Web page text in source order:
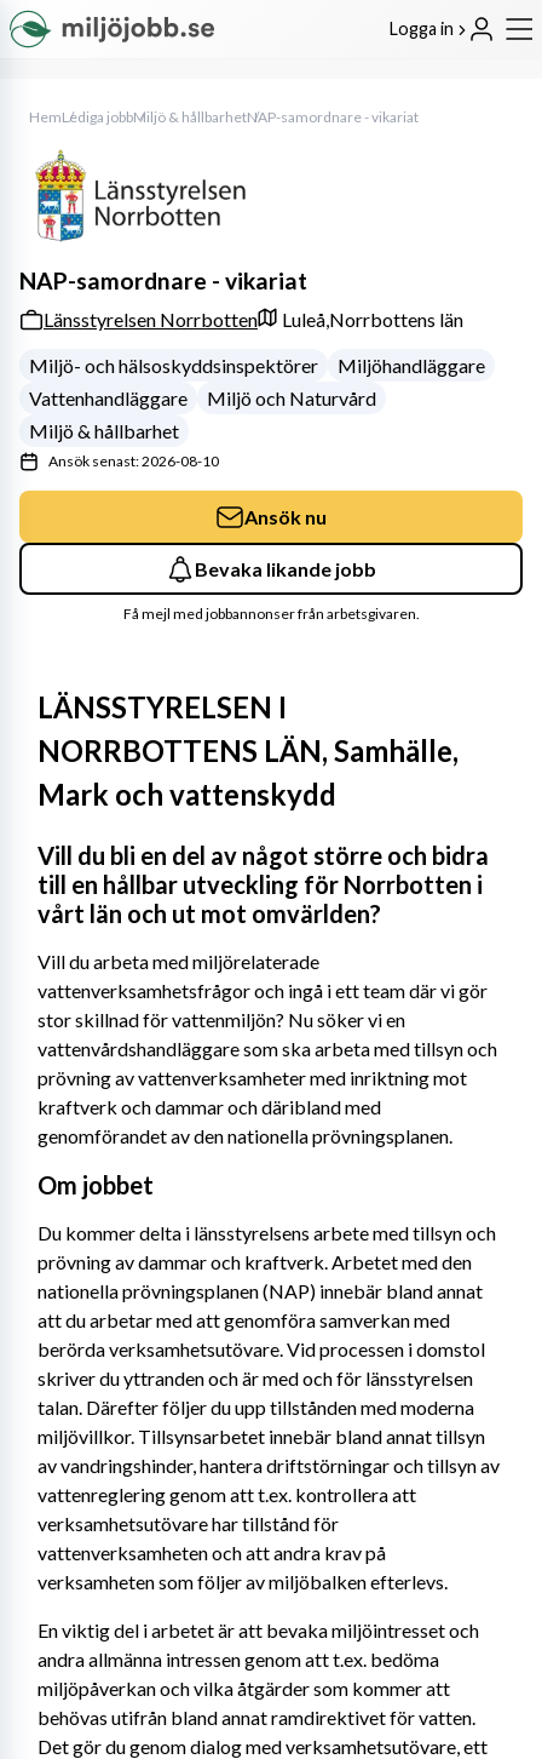
Logga in
HemLediga jobbMiljö & hållbarhetNAP-samordnare - vikariat
LÄNSSTYRELSEN I
NORRBOTTENS LÄN, Samhälle,
Mark och vattenskydd
Vill du bli en del av något större och bidra
till en hållbar utveckling för Norrbotten i
vårt län och ut mot omvärlden?
Vill du arbeta med miljörelaterade
vattenverksamhetsfrågor och ingå i ett team där vi gör
stor skillnad för vattenmiljön? Nu söker vi en
vattenvårdshandläggare som ska arbeta med tillsyn och
prövning av vattenverksamheter med inriktning mot
kraftverk och dammar och däribland med
genomförandet av den nationella prövningsplanen.
Om jobbet
Du kommer delta i länsstyrelsens arbete med tillsyn och
prövning av dammar och kraftverk. Arbetet med den
nationella prövningsplanen (NAP) innebär bland annat
att du arbetar med att genomföra samverkan med
berörda verksamhetsutövare. Vid processen i domstol
skriver du yttranden och är med och för länsstyrelsen
talan. Därefter följer du upp tillstånden med moderna
miljövillkor. Tillsynsarbetet innebär bland annat tillsyn
av vandringshinder, hantera driftstörningar och tillsyn av
vattenreglering genom att t.ex. kontrollera att
verksamhetsutövare har tillstånd för
vattenverksamheten och att andra krav på
verksamheten som följer av miljöbalken efterlevs.
En viktig del i arbetet är att bevaka miljöintresset och
andra allmänna intressen genom att t.ex. bedöma
miljöpåverkan och vilka åtgärder som kommer att
behövas utifrån bland annat ramdirektivet för vatten.
Det gör du genom dialog med verksamhetsutövare, ett
NAP-samordnare - vikariat
Länsstyrelsen Norrbotten Luleå,Norrbottens län
Miljö- och hälsoskyddsinspektörer
Miljöhandläggare
Vattenhandläggare
Miljö och Naturvård
Miljö & hållbarhet
Ansök senast: 2026-08-10
Ansök nu
Bevaka likande jobb
Få mejl med jobbannonser från arbetsgivaren.